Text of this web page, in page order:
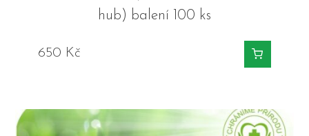
hub) balení 100 ks
650 Kč